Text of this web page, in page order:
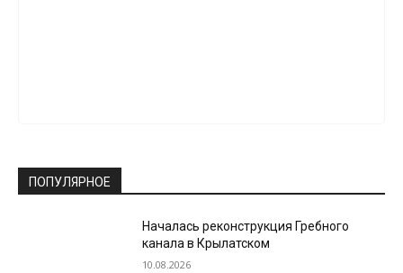
ПОПУЛЯРНОЕ
Началась реконструкция Гребного
канала в Крылатском
10.08.2026